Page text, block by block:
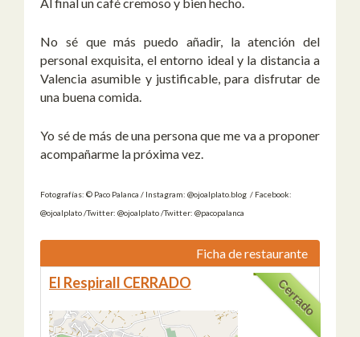
No sé que más puedo añadir, la atención del
personal exquisita, el entorno ideal y la distancia a
Valencia asumible y justificable, para disfrutar de
una buena comida.
Yo sé de más de una persona que me va a proponer
acompañarme la próxima vez.
Fotografías: © Paco Palanca / Instagram: @ojoalplato.blog / Facebook:
@ojoalplato /Twitter: @ojoalplato /Twitter: @pacopalanca
Ficha de restaurante
El Respirall CERRADO Cerrado